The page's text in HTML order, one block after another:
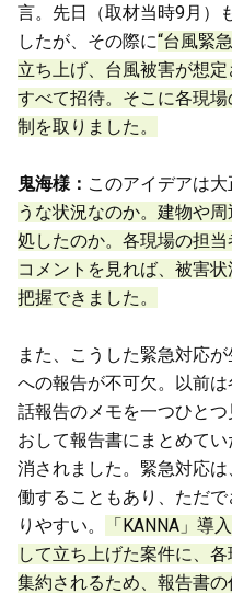
言。先日（取材当時9月）
したが、その際に“台風緊
立ち上げ、台風被害が想
すべて招待。そこに各現
制を取りました。
鬼海様： このアイデアは大
うな状況なのか。建物や
処したのか。各現場の担
コメントを見れば、被害
把握できました。
また、こうした緊急対応
への報告が不可欠。以前
話報告のメモを一つひと
おして報告書にまとめて
消されました。緊急対応
働することもあり、ただ
りやすい。
「KANNA」導
して立ち上げた案件に、
集約されるため、報告書の